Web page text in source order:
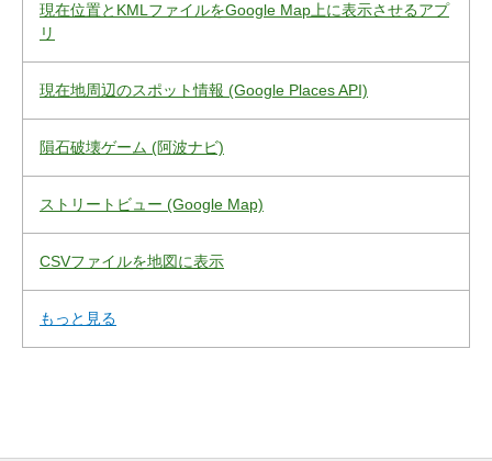
現在位置とKMLファイルをGoogle Map上に表示させるアプ
リ
現在地周辺のスポット情報 (Google Places API)
隕石破壊ゲーム (阿波ナビ)
ストリートビュー (Google Map)
CSVファイルを地図に表示
もっと見る